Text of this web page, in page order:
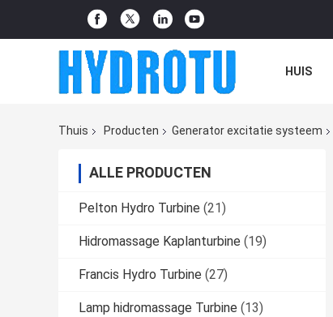
HUIS
Thuis Producten Generator excitatie systeem
ALLE PRODUCTEN
Pelton Hydro Turbine (21)
Hidromassage Kaplanturbine (19)
Francis Hydro Turbine (27)
Lamp hidromassage Turbine (13)